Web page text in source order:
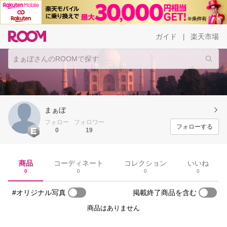
ガイド 楽天市場
まぁぼ
フォロー
0
フォロワー
19
フォローする
商品
0
コーディネート
0
コレクション
0
いいね
0
#オリジナル写真 掲載終了商品を含む
商品はありません